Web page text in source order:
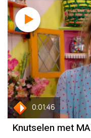
0:01:46
Knutselen met